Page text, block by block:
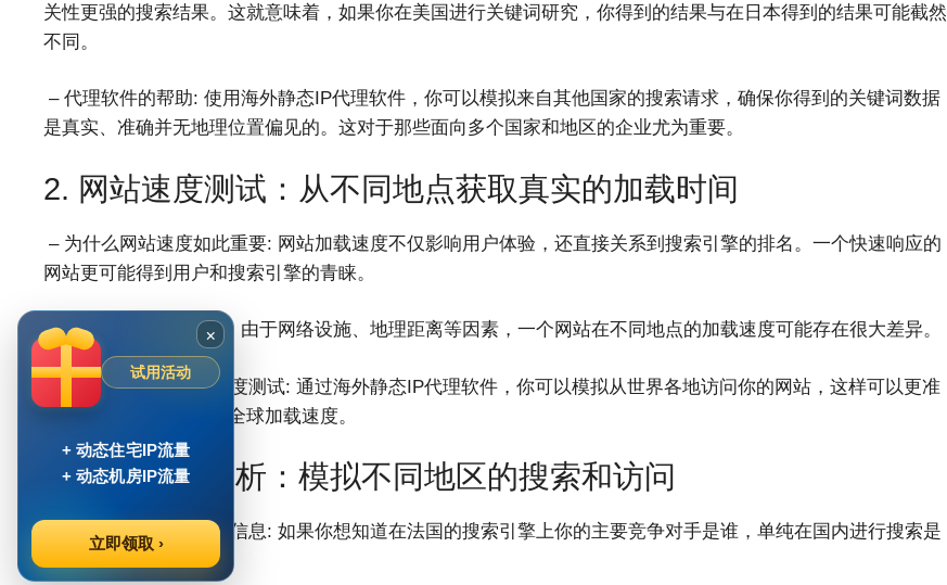
关性更强的搜索结果。这就意味着，如果你在美国进行关键词研究，你得到的结果与在日本得到的结果可能截然
不同。
– 代理软件的帮助: 使用海外静态IP代理软件，你可以模拟来自其他国家的搜索请求，确保你得到的关键词数据
是真实、准确并无地理位置偏见的。这对于那些面向多个国家和地区的企业尤为重要。
2. 网站速度测试：从不同地点获取真实的加载时间
– 为什么网站速度如此重要: 网站加载速度不仅影响用户体验，还直接关系到搜索引擎的排名。一个快速响应的
网站更可能得到用户和搜索引擎的青睐。
– 不同地区的加载差异: 由于网络设施、地理距离等因素，一个网站在不同地点的加载速度可能存在很大差异。
– 使用代理软件进行速度测试: 通过海外静态IP代理软件，你可以模拟从世界各地访问你的网站，这样可以更准
确地测量和优化网站的全球加载速度。
3. 竞争对手分析：模拟不同地区的搜索和访问
– 获取真实的竞争对手信息: 如果你想知道在法国的搜索引擎上你的主要竞争对手是谁，单纯在国内进行搜索是
不够的。
×
试用活动
+ 动态住宅IP流量
+ 动态机房IP流量
立即领取 ›